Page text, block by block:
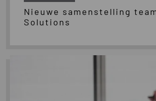
Nieuwe samenstelling
Solutions